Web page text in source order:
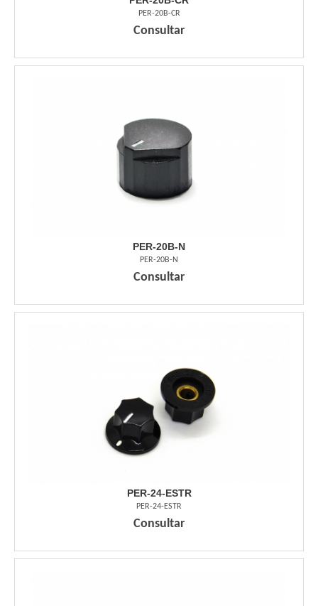
PER-20B-CR
Consultar
PER-20B-N
PER-20B-N
Consultar
PER-24-ESTR
PER-24-ESTR
Consultar